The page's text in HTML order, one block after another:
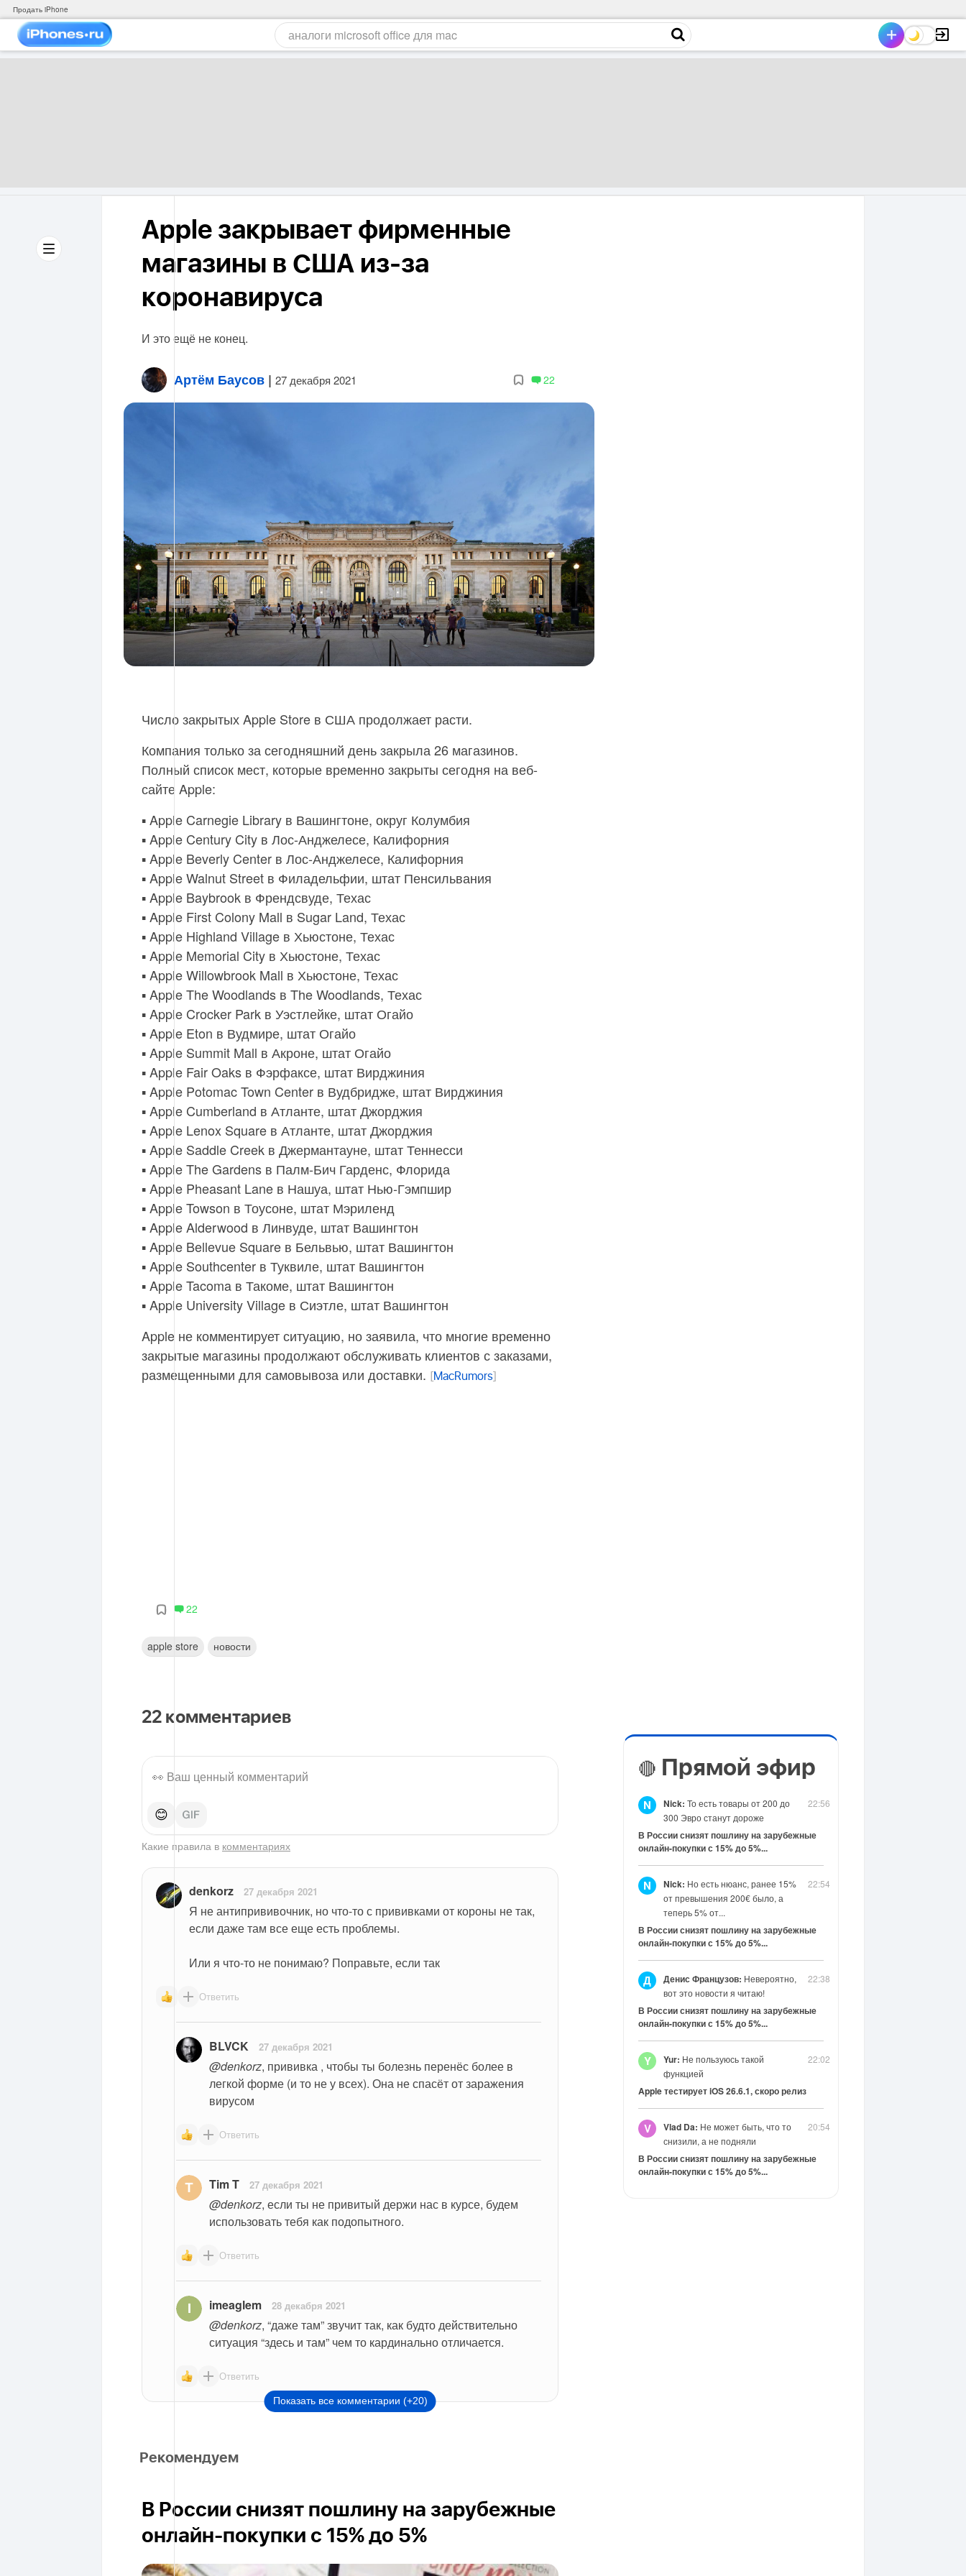
Продать iPhone
Apple закрывает фирменные
магазины в США из-за
коронавируса
И это ещё не конец.
Артём Баусов | 27 декабря 2021 22
Число закрытых Apple Store в США продолжает расти.
Компания только за сегодняшний день закрыла 26 магазинов.
Полный список мест, которые временно закрыты сегодня на веб-
сайте Apple:
▪️ Apple Carnegie Library в Вашингтоне, округ Колумбия
▪️ Apple Century City в Лос-Анджелесе, Калифорния
▪️ Apple Beverly Center в Лос-Анджелесе, Калифорния
▪️ Apple Walnut Street в Филадельфии, штат Пенсильвания
▪️ Apple Baybrook в Френдсвуде, Техас
▪️ Apple First Colony Mall в Sugar Land, Техас
▪️ Apple Highland Village в Хьюстоне, Техас
▪️ Apple Memorial City в Хьюстоне, Техас
▪️ Apple Willowbrook Mall в Хьюстоне, Техас
▪️ Apple The Woodlands в The Woodlands, Техас
▪️ Apple Crocker Park в Уэстлейке, штат Огайо
▪️ Apple Eton в Вудмире, штат Огайо
▪️ Apple Summit Mall в Акроне, штат Огайо
▪️ Apple Fair Oaks в Фэрфаксе, штат Вирджиния
▪️ Apple Potomac Town Center в Вудбридже, штат Вирджиния
▪️ Apple Cumberland в Атланте, штат Джорджия
▪️ Apple Lenox Square в Атланте, штат Джорджия
▪️ Apple Saddle Creek в Джермантауне, штат Теннесси
▪️ Apple The Gardens в Палм-Бич Гарденс, Флорида
▪️ Apple Pheasant Lane в Нашуа, штат Нью-Гэмпшир
▪️ Apple Towson в Тоусоне, штат Мэриленд
▪️ Apple Alderwood в Линвуде, штат Вашингтон
▪️ Apple Bellevue Square в Бельвью, штат Вашингтон
▪️ Apple Southcenter в Туквиле, штат Вашингтон
▪️ Apple Tacoma в Такоме, штат Вашингтон
▪️ Apple University Village в Сиэтле, штат Вашингтон
Apple не комментирует ситуацию, но заявила, что многие временно
закрытые магазины продолжают обслуживать клиентов с заказами,
размещенными для самовывоза или доставки.
MacRumors
22
apple store новости
22 комментариев
😊
Какие правила в комментариях
denkorz 27 декабря 2021
Я не антипрививочник, но что-то с прививками от короны не так,
если даже там все еще есть проблемы.
Или я что-то не понимаю? Поправьте, если так
Ответить
BLVCK 27 декабря 2021
@denkorz, прививка , чтобы ты болезнь перенёс более в
легкой форме (и то не у всех). Она не спасёт от заражения
вирусом
Ответить
Tim T 27 декабря 2021
@denkorz, если ты не привитый держи нас в курсе, будем
использовать тебя как подопытного.
Ответить
imeaglem 28 декабря 2021
@denkorz, “даже там” звучит так, как будто действительно
ситуация “здесь и там” чем то кардинально отличается.
Ответить
Показать все комментарии (+20)
Рекомендуем
В России снизят пошлину на зарубежные
онлайн-покупки с 15% до 5%
🔴 Прямой эфир
22:56
N Nick: То есть товары от 200 до
300 Эвро станут дороже
В России снизят пошлину на зарубежные
онлайн-покупки с 15% до 5%...
22:54
N Nick: Но есть нюанс, ранее 15%
от превышения 200€ было, а
теперь 5% от...
В России снизят пошлину на зарубежные
онлайн-покупки с 15% до 5%...
22:38
Д Денис Французов: Невероятно,
вот это новости я читаю!
В России снизят пошлину на зарубежные
онлайн-покупки с 15% до 5%...
22:02
Y Yur: Не пользуюсь такой
функцией
Apple тестирует iOS 26.6.1, скоро релиз
20:54
V Vlad Da: Не может быть, что то
снизили, а не подняли
В России снизят пошлину на зарубежные
онлайн-покупки с 15% до 5%...